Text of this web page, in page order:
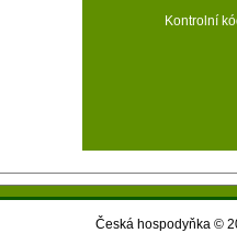
Kontrolní
Česká hospodyňka ©